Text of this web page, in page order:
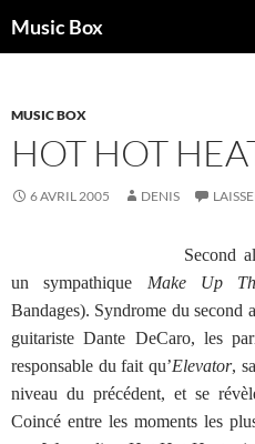
auMusic Box
MUSIC BOX
HOT HOT
6 AVRIL 2005 DENIS
Second
un sympathique Make Up
Bandages). Syndrome du second
guitariste Dante DeCaro, les
responsable du fait qu’Elevator,
niveau du précédent, et se
Coincé entre les moments les